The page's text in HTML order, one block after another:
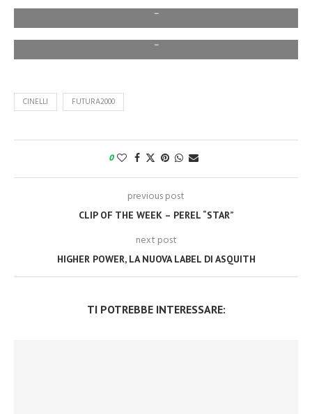
–
–
CINELLI FUTURA2000
0
previous post
CLIP OF THE WEEK – PEREL “STAR”
next post
HIGHER POWER, LA NUOVA LABEL DI ASQUITH
TI POTREBBE INTERESSARE: